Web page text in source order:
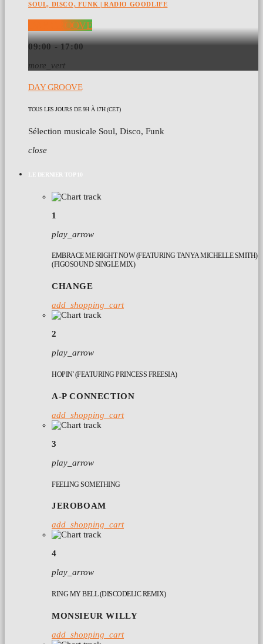
SOUL, DISCO, FUNK | RADIO GOODLIFE
DAY GROOVE
09:00 - 17:00
more_vert
DAY GROOVE
TOUS LES JOURS DE 9H À 17H (CET)
Sélection musicale Soul, Disco, Funk
close
LE DERNIER TOP 10
1
play_arrow
EMBRACE ME RIGHT NOW (FEATURING TANYA MICHELLE SMITH)
(FIGOSOUND SINGLE MIX)
CHANGE
add_shopping_cart
2
play_arrow
HOPIN' (FEATURING PRINCESS FREESIA)
A-P CONNECTION
add_shopping_cart
3
play_arrow
FEELING SOMETHING
JEROBOAM
add_shopping_cart
4
play_arrow
RING MY BELL (DISCODELIC REMIX)
MONSIEUR WILLY
add_shopping_cart